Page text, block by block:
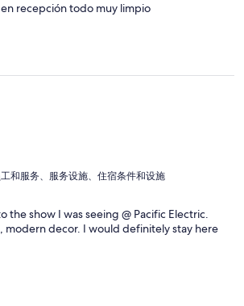
recepción todo muy limpio
和服务、服务设施、住宿条件和设施
the show I was seeing @ Pacific Electric.
modern decor. I would definitely stay here